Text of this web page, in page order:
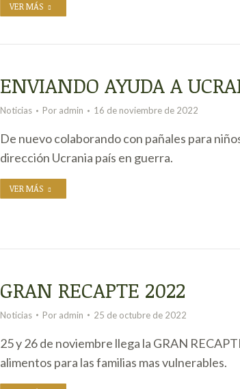
VER MÁS
ENVIANDO AYUDA A
Noticias Por admin 16 de noviembre de 2022
De nuevo colaborando con pañales para
dirección Ucrania país en guerra.
VER MÁS
GRAN RECAPTE 2022
Noticias Por admin 25 de octubre de 2022
25 y 26 de noviembre llega la GRAN
alimentos para las familias mas vulnerables.